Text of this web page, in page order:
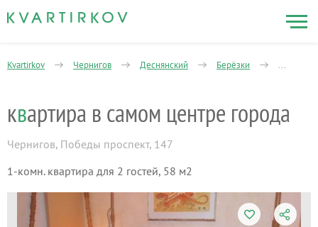
Kvartirkov Чернигов Деснянский Берёзки 1-
квартира в самом центре города
Чернигов, Победы проспект, 147
1-комн. квартира для 2 гостей, 58 м2